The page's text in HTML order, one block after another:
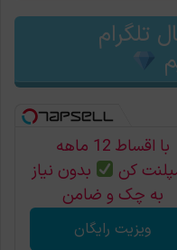
تلگرام
با اقساط 12 ماهه
کن
بدون نیاز
به چک و ضامن
ویزیت رایگان